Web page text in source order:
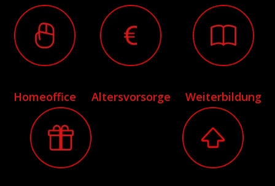
Homeoffice Altersvorsorge Weiterbildung